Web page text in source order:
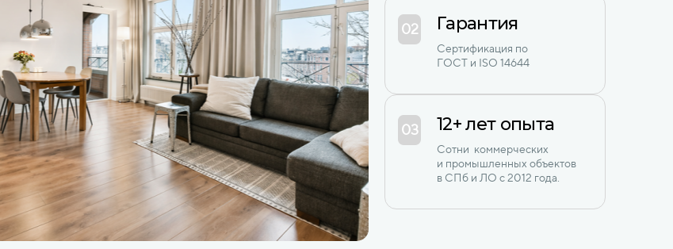
02 Гарантия
Сертификация по
ГОСТ и ISO 14644
03 12+ лет опыта
Сотни коммерческих
и промышленных объектов
в СПб и ЛО с 2012 года.